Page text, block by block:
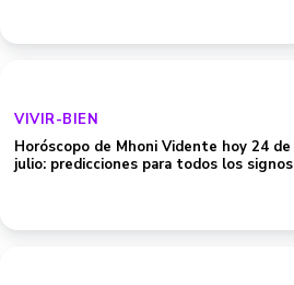
VIVIR-BIEN
Horóscopo de Mhoni Vidente hoy 24 de
julio: predicciones para todos los signos